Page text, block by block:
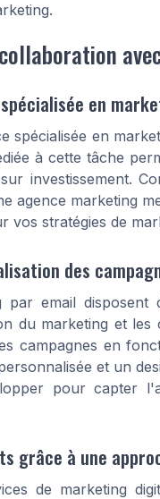
en
spécialisée en
à cette tâche
investissement.
agence marketing
vos stratégies de
des
par email
du marketing et
campagnes en
et un
pour capter
grâce à une
de marketing